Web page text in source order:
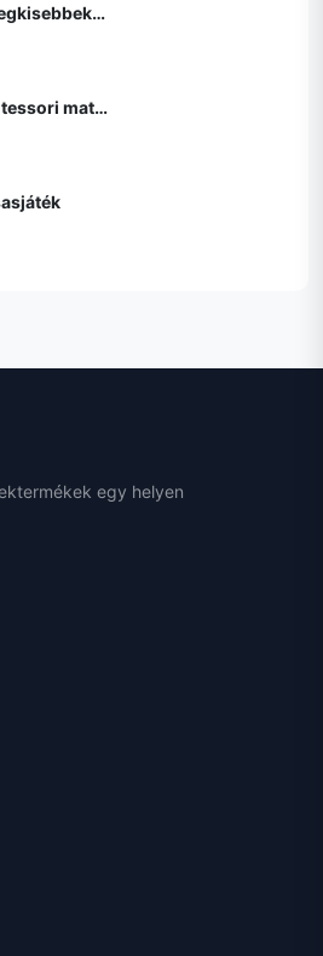
Oktatójáték legkisebbeknek My first Maths Educa Matekozzunk képekkel 64 darabos 4 évtől
Mamido Montessori matematikai doboz gyerekeknek
egy helyen